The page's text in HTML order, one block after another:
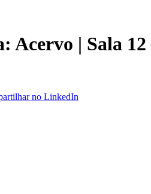
Acervo | Sala
no LinkedIn